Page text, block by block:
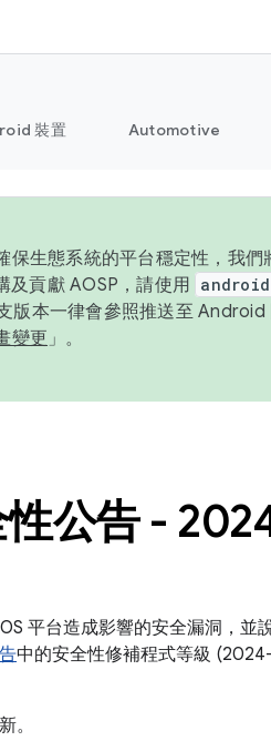
裝置 Automotive
保生態系統的平台穩定性，我
及貢獻 AOSP，請使用
版本一律會參照推送至
變更 」。
公告 -
平台造成影響的安全漏洞，並
中的安全性修補程式等級
。